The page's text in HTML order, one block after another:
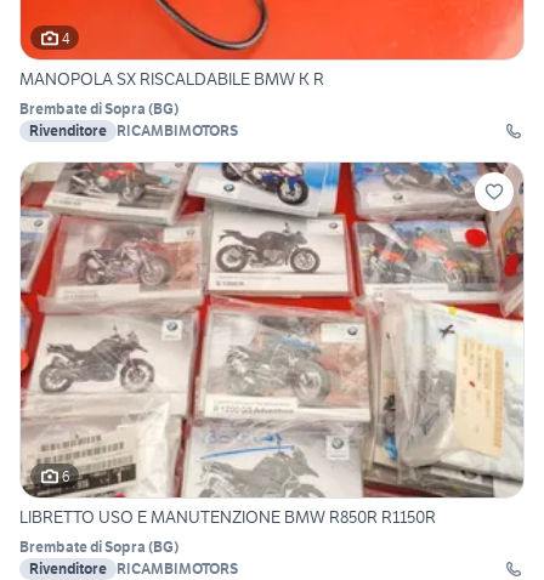
4
MANOPOLA SX RISCALDABILE BMW K R
Brembate di Sopra (BG)
Rivenditore RICAMBIMOTORS
6
LIBRETTO USO E MANUTENZIONE BMW R850R R1150R
Brembate di Sopra (BG)
Rivenditore RICAMBIMOTORS